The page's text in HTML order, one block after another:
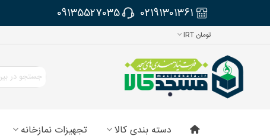
02191301361
09135527035
تومان IRT
دسته بندی کالا تجهیزات نمازخانه